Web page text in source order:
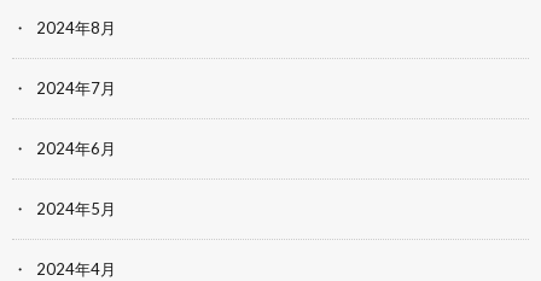
2024年8月
2024年7月
2024年6月
2024年5月
2024年4月